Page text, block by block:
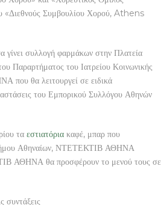
«Διεθνούς Συμβουλίου Χορού, Athens
γίνει συλλογή φαρμάκων στην Πλατεία
Παραρτήματος του Ιατρείου Κοινωνικής
θα λειτουργεί σε ειδικά
του Εμπορικού Συλλόγου Αθηνών
τα εστιατόρια καφέ, μπαρ που
Αθηναίων, ΝΤΕΤΕΚΤΙΒ ΑΘΗΝΑ
ΑΘΗΝΑ θα προσφέρουν το μενού τους σε